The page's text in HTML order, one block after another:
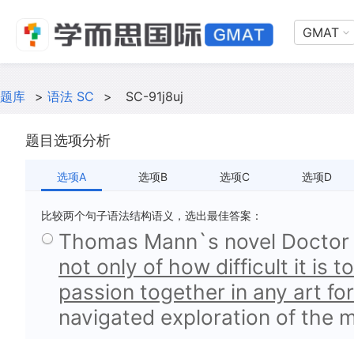
GMAT
题库 > 语法 SC > SC-91j8uj
题目选项分析
选项A 选项B 选项C 选项D
比较两个句子语法结构语义，选出最佳答案：
Thomas Mann`s novel
not only of how difficult it is
passion together in any art
navigated exploration of the